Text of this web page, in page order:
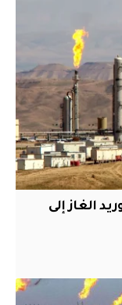
الغاز إلى